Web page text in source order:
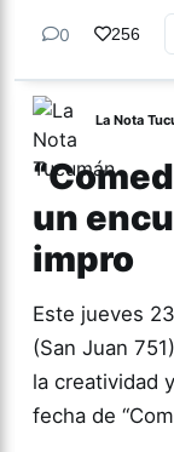
0 256
La Nota
un
impro
Este jueves
(San Juan
la creatividad
fecha de